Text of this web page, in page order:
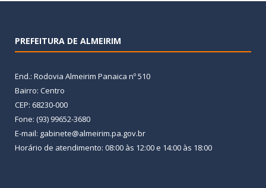
PREFEITURA DE ALMEIRIM
End.: Rodovia Almeirim Panaica nº 510
Bairro: Centro
CEP: 68230-000
Fone: (93) 99652-3680
E-mail: gabinete@almeirim.pa.gov.br
Horário de atendimento: 08:00 às 12:00 e 14:00 às 18:00